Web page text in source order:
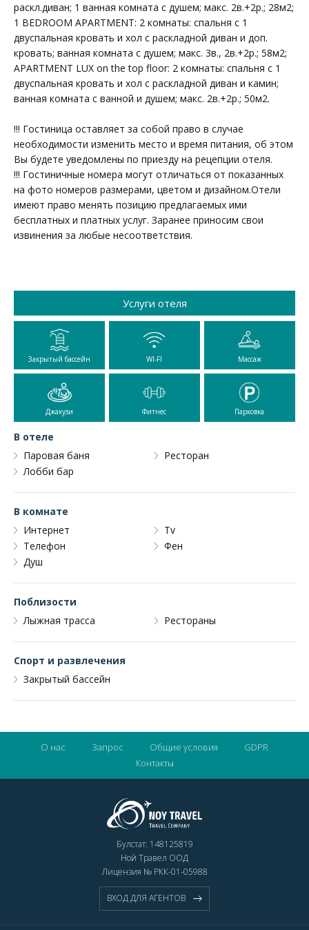
раскл.диван; 1 ванная комната с душем; макс. 2в.+2р.; 28м2;
1 BEDROOM APARTMENT: 2 комнаты: спальня с 1
двуспальная кровать и хол с раскладной диван и доп.
кровать; ванная комната с душем; макс. 3в., 2в.+2р.; 58м2;
APARTMENT LUX on the top floor: 2 комнаты: спальня с 1
двуспальная кровать и хол с раскладной диван и камин;
ванная комната с ванной и душем; макс. 2в.+2р.; 50м2.
!!! Гостиница оставляет за собой право в случае
необходимости изменить место и время питания, об этом
Вы будете уведомлены по приезду на рецепции отеля.
!!! Гостиничные номера могут отличаться от показанных
на фото номеров размерами, цветом и дизайном.Отели
имеют право менять позицию предлагаемых ими
бесплатных и платных услуг. Заранее приносим свои
извинения за любые несоответствия.
Услуги отеля
Закрытый бассейн WI-FI Массаж
Джакузи Фитнес Парковка
В отеле
Паровая баня
Ресторан
Лобби бар
В комнате
Интернет
Tv
Телефон
Фен
Душ
Поблизости
Лыжная трасса
Рестораны
Спорт и развлечения
Закрытый бассейн
О нас Запрос Общиe условия
GDPR
Контакты
Булстат: 148125819
Ной Травел ООД
Лицензия № РКК-01-05988
ВХОД ДЛЯ АГЕНТОВ